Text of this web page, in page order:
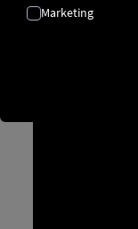
Marketing